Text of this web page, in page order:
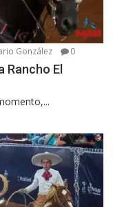
González 0
Rancho El